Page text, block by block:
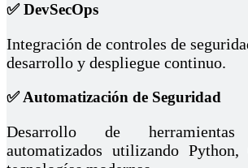
✅ DevSecOps
Integración de controles de
desarrollo y despliegue continuo.
✅ Automatización de Seguridad
Desarrollo de
automatizados utilizando